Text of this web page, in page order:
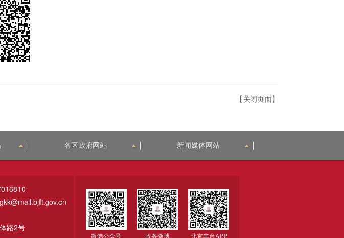
【关闭页面】
各区政府网站 新闻媒体网站
路2号
微信公众号 政务微博 北京丰台APP